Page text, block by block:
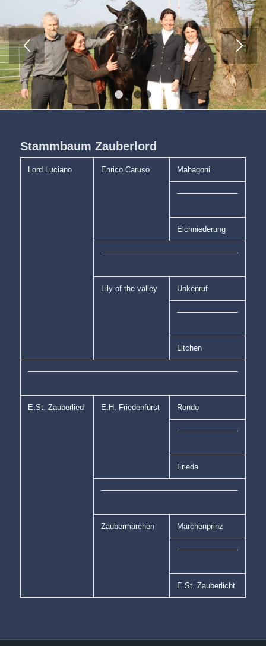
1 2 3 4
Stammbaum Zauberlord
Lord Luciano Enrico Caruso Mahagoni
Elchniederung
Lily of the valley Unkenruf
Litchen
E.St. Zauberlied E.H. Friedenfürst Rondo
Frieda
Zaubermärchen Märchenprinz
E.St. Zauberlicht